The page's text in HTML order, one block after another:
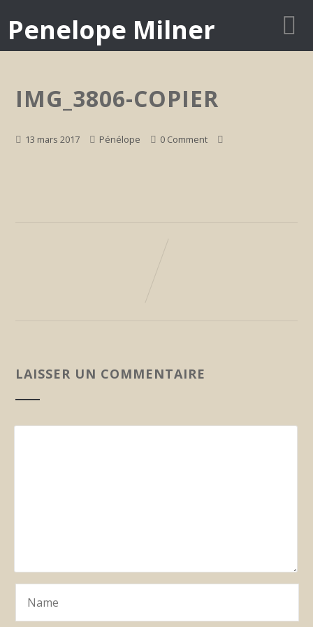
Penelope Milner
IMG_3806-COPIER
13 mars 2017 Pénélope 0 Comment
LAISSER UN COMMENTAIRE